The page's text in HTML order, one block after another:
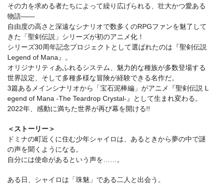
その力を求める者たちによって繰り広げられる、壮大かつ愛ある
物語――
自由度の高さと深遠なシナリオで数多くのRPGファンを魅了して
きた「聖剣伝説」シリーズが初のアニメ化！
シリーズ30周年記念プロジェクトとして選ばれたのは『聖剣伝説
Legend of Mana』。
オリジナリティあふれるシステム、魅力的な種族が多数登場する
世界設定、そして多種多様な冒険が経験できる名作だ。
3篇あるメインシナリオから「宝石泥棒編」がアニメ『聖剣伝説 L
egend of Mana -The Teardrop Crystal-』として生まれ変わる。
2022年、感動に満ちた世界が再び幕を開ける!!
＜ストーリー＞
ドミナの町近くに住む少年シャイロは、あるときから夢の中で謎
の声を聞くようになる。
自分には使命があるという声を……。
ある日、シャイロは「珠魅」である二人と出会う。